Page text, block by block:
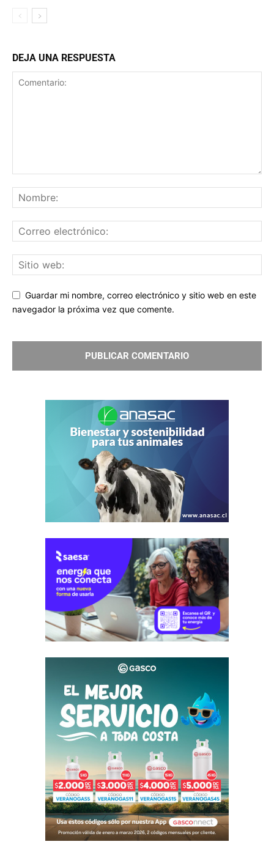
DEJA UNA RESPUESTA
Guardar mi nombre, correo electrónico y sitio web en este
navegador la próxima vez que comente.